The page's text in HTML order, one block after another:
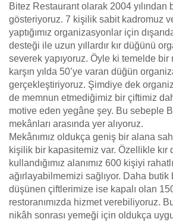
Bitez Restaurant olarak 2004 yılından
gösteriyoruz. 7 kişilik sabit kadromuz
yaptığımız organizasyonlar için
desteği ile uzun yıllardır kır düğünü
severek yapıyoruz. Öyle ki temelde bir
karşın yılda 50’ye varan düğün
gerçekleştiriyoruz. Şimdiye dek
de memnun etmediğimiz bir çiftimiz
motive eden yegâne şey. Bu sebeple
mekânları arasında yer alıyoruz.
Mekânımız oldukça geniş bir alana
kişilik bir kapasitemiz var. Özellikle kır
kullandığımız alanımız 600 kişiyi
ağırlayabilmemizi sağlıyor. Daha
düşünen çiftlerimize ise kapalı olan
restoranımızda hizmet verebiliyoruz.
nikâh sonrası yemeği için oldukça